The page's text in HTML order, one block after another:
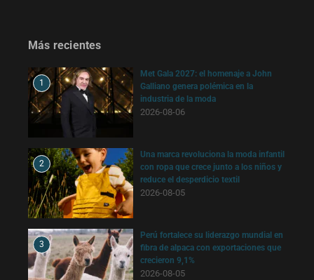
Más recientes
1
Met Gala 2027: el homenaje a John
Galliano genera polémica en la
industria de la moda
2026-08-06
2
Una marca revoluciona la moda infantil
con ropa que crece junto a los niños y
reduce el desperdicio textil
2026-08-05
3
Perú fortalece su liderazgo mundial en
fibra de alpaca con exportaciones que
crecieron 9,1%
2026-08-05